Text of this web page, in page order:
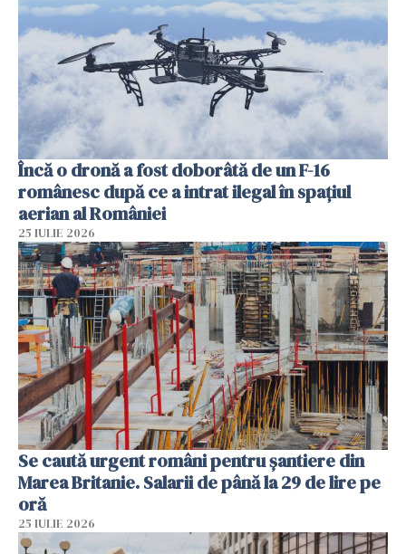
Încă o dronă a fost doborâtă de un F-16
românesc după ce a intrat ilegal în spațiul
aerian al României
25 IULIE 2026
Se caută urgent români pentru șantiere din
Marea Britanie. Salarii de până la 29 de lire pe
oră
25 IULIE 2026